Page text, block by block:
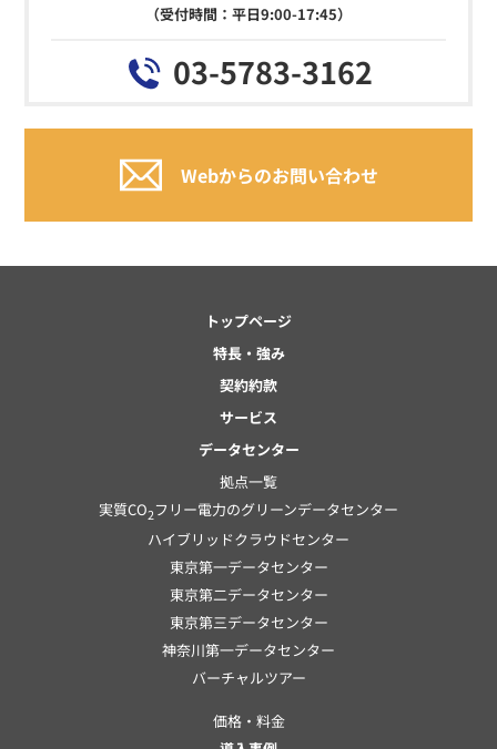
（受付時間：平日9:00-17:45）
03-5783-3162
Webからのお問い合わせ
トップページ
特長・強み
契約約款
サービス
データセンター
拠点一覧
実質CO2フリー電力のグリーンデータセンター
ハイブリッドクラウドセンター
東京第一データセンター
東京第二データセンター
東京第三データセンター
神奈川第一データセンター
バーチャルツアー
価格・料金